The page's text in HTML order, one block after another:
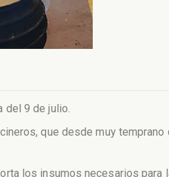
9 de julio.
que desde muy
los insumos necesarios